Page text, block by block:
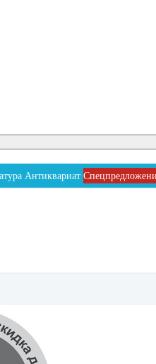
Антиквариат